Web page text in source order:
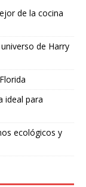
de la cocina
de Harry
ideal para
ecológicos y